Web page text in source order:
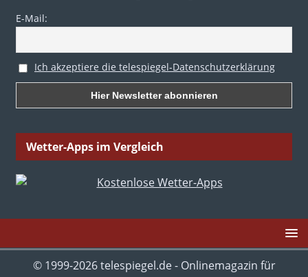
E-Mail:
Ich akzeptiere die telespiegel-Datenschutzerklärung
Wetter-Apps im Vergleich
© 1999-2026 telespiegel.de - Onlinemagazin für